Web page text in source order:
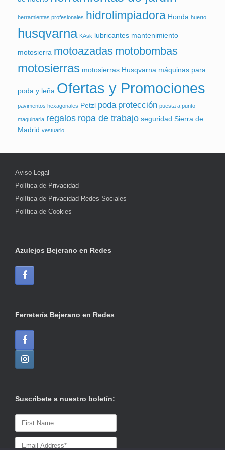
herramientas profesionales hidrolimpiadora Honda huerto
husqvarna KAsk lubricantes mantenimiento
motosierra motoazadas motobombas
motosierras motosierras Husqvarna máquinas para
poda y leña Ofertas y Promociones
pavimentos hexagonales Petzl poda protección puesta a punto
maquinaria regalos ropa de trabajo seguridad Sierra de
Madrid vestuario
Aviso Legal
Política de Privacidad
Política de Privacidad Redes Sociales
Política de Cookies
Azulejos Bejerano en Redes
Ferretería Bejerano en Redes
Suscribete a nuestro boletín: